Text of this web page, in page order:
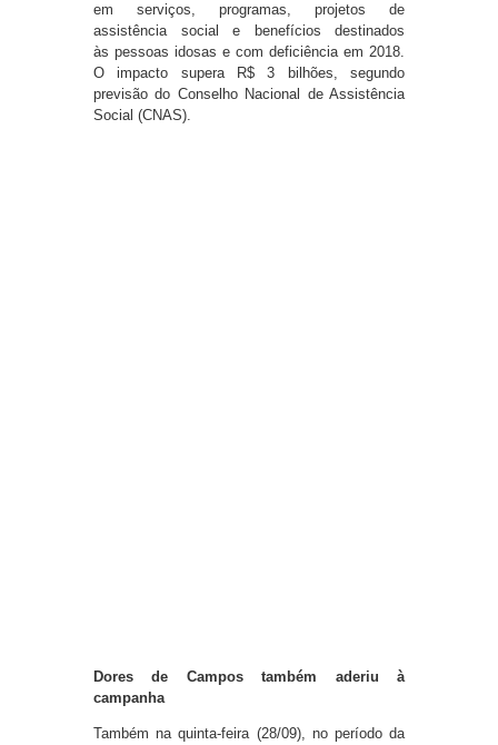
em serviços, programas, projetos de
assistência social e benefícios destinados
às pessoas idosas e com deficiência em 2018.
O impacto supera R$ 3 bilhões, segundo
previsão do Conselho Nacional de Assistência
Social (CNAS).
Dores de Campos também aderiu à
campanha
Também na quinta-feira (28/09), no período da